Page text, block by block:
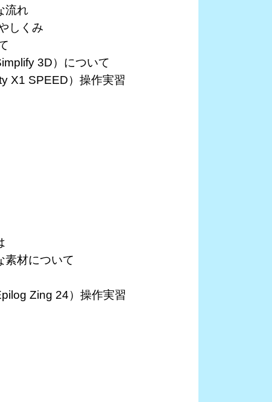
流れ
しくみ
3D）について
X1 SPEED）操作実習
素材について
Zing 24）操作実習